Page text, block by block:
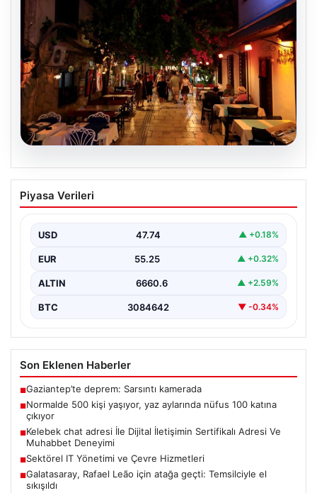
Normalde 500 kişi yaşıyor, yaz
aylarında nüfus 100 katına çıkıyor
Piyasa Verileri
USD 47.74 ▲ +0.18%
EUR 55.25 ▲ +0.32%
ALTIN 6660.6 ▲ +2.59%
BTC 3084642 ▼ -0.34%
Son Eklenen Haberler
■Gaziantep’te deprem: Sarsıntı kamerada
■Normalde 500 kişi yaşıyor, yaz aylarında nüfus 100 katına
çıkıyor
■Kelebek chat adresi İle Dijital İletişimin Sertifikalı Adresi Ve
Muhabbet Deneyimi
■Sektörel IT Yönetimi ve Çevre Hizmetleri
■Galatasaray, Rafael Leão için atağa geçti: Temsilciyle el
sıkışıldı